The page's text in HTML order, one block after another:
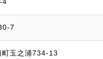
4
7
町玉之浦734-13